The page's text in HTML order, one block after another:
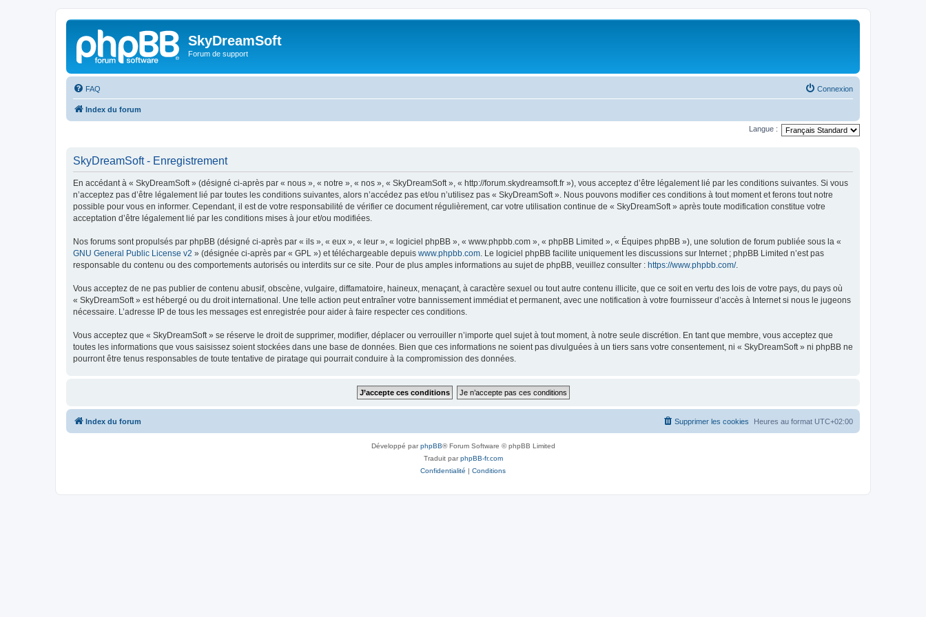
SkyDreamSoft
Forum de support
FAQ Connexion
Index du forum
Langue :
SkyDreamSoft - Enregistrement
En accédant à « SkyDreamSoft » (désigné ci-après par « nous », « notre », « nos », « SkyDreamSoft », « http://forum.skydreamsoft.fr »), vous acceptez d’être légalement lié par les conditions suivantes. Si vous
n’acceptez pas d’être légalement lié par toutes les conditions suivantes, alors n’accédez pas et/ou n’utilisez pas « SkyDreamSoft ». Nous pouvons modifier ces conditions à tout moment et ferons tout notre
possible pour vous en informer. Cependant, il est de votre responsabilité de vérifier ce document régulièrement, car votre utilisation continue de « SkyDreamSoft » après toute modification constitue votre
acceptation d’être légalement lié par les conditions mises à jour et/ou modifiées.
Nos forums sont propulsés par phpBB (désigné ci-après par « ils », « eux », « leur », « logiciel phpBB », « www.phpbb.com », « phpBB Limited », « Équipes phpBB »), une solution de forum publiée sous la «
GNU General Public License v2 » (désignée ci-après par « GPL ») et téléchargeable depuis www.phpbb.com. Le logiciel phpBB facilite uniquement les discussions sur Internet ; phpBB Limited n’est pas
responsable du contenu ou des comportements autorisés ou interdits sur ce site. Pour de plus amples informations au sujet de phpBB, veuillez consulter : https://www.phpbb.com/.
Vous acceptez de ne pas publier de contenu abusif, obscène, vulgaire, diffamatoire, haineux, menaçant, à caractère sexuel ou tout autre contenu illicite, que ce soit en vertu des lois de votre pays, du pays où
« SkyDreamSoft » est hébergé ou du droit international. Une telle action peut entraîner votre bannissement immédiat et permanent, avec une notification à votre fournisseur d’accès à Internet si nous le jugeons
nécessaire. L’adresse IP de tous les messages est enregistrée pour aider à faire respecter ces conditions.
Vous acceptez que « SkyDreamSoft » se réserve le droit de supprimer, modifier, déplacer ou verrouiller n’importe quel sujet à tout moment, à notre seule discrétion. En tant que membre, vous acceptez que
toutes les informations que vous saisissez soient stockées dans une base de données. Bien que ces informations ne soient pas divulguées à un tiers sans votre consentement, ni « SkyDreamSoft » ni phpBB ne
pourront être tenus responsables de toute tentative de piratage qui pourrait conduire à la compromission des données.
Index du forum Heures au format UTC+02:00
Supprimer les cookies
Développé parphpBB® Forum Software © phpBB Limited
Traduit parphpBB-fr.com
Confidentialité | Conditions